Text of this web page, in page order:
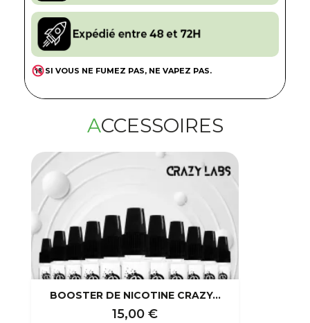
SI VOUS NE FUMEZ PAS, NE VAPEZ PAS.
ACCESSOIRES
BOOSTER DE NICOTINE CRAZY...
15,00 €